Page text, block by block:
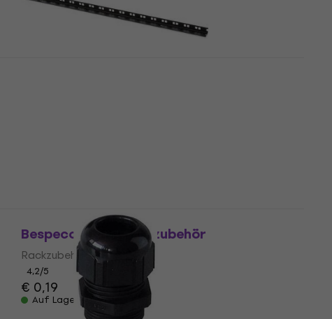
Bespeco RK30 Rackzubehör
Rackzubehör
4,2/5
€ 0,19
Auf Lager